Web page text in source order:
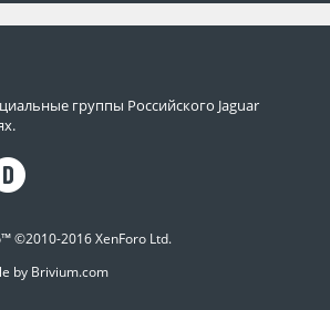
группы Российского Jaguar
©2010-2016 XenForo Ltd.
by Brivium.com